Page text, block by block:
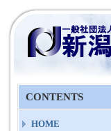
CONTENTS
HOME